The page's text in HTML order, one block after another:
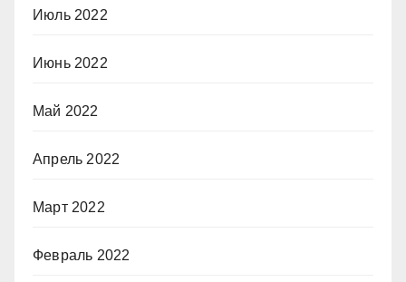
Июль 2022
Июнь 2022
Май 2022
Апрель 2022
Март 2022
Февраль 2022